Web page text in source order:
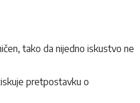
tako da nijedno iskustvo ne
pretpostavku o